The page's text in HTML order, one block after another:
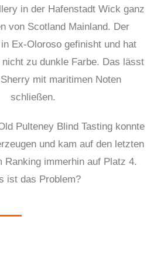
in der Hafenstadt Wick ganz
von Scotland Mainland. Der
Ex-Oloroso gefinisht und hat
zu dunkle Farbe. Das lässt
mit maritimen Noten
schließen.
Pulteney Blind Tasting konnte
und kam auf den letzten
Ranking immerhin auf Platz 4.
ist das Problem?